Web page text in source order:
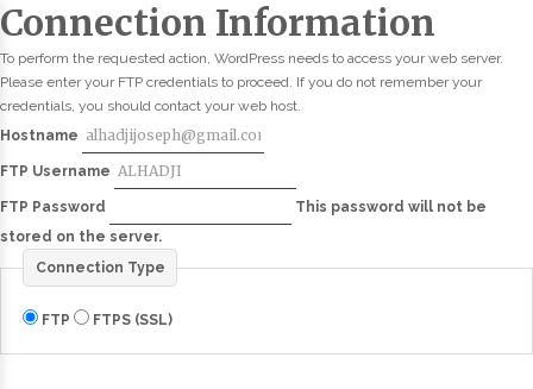
Connection Information
To perform the requested action, WordPress needs to access your web server.
Please enter your FTP credentials to proceed. If you do not remember your
credentials, you should contact your web host.
Hostname
FTP Username
FTP Password
This password will not be
stored on the server.
Connection Type
FTP FTPS (SSL)